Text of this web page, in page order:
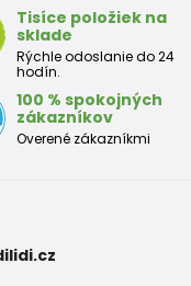
Tisíce položiek na
sklade
Rýchle odoslanie do 24
hodín.
100 % spokojných
zákazníkov
Overené zákazníkmi